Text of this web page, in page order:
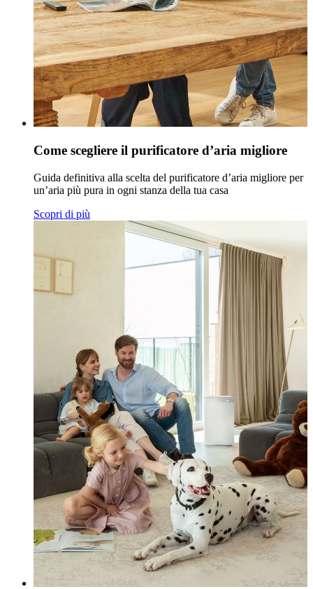
Come scegliere il purificatore d’aria migliore
Guida definitiva alla scelta del purificatore d’aria migliore per
un’aria più pura in ogni stanza della tua casa
Scopri di più